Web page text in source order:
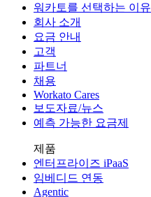
워카토를 선택하는 이유
회사 소개
요금 안내
고객
파트너
채용
Workato Cares
보도자료/뉴스
예측 가능한 요금제
제품
엔터프라이즈 iPaaS
임베디드 연동
Agentic